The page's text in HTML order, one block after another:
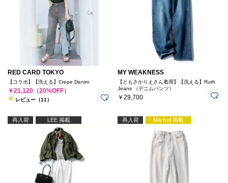
RED CARD TOKYO
【コラボ】【洗える】Crepe Denim
￥21,120（20%OFF）
レビュー（11）
MY WEAKNESS
【ともさかりえさん着用】【洗える】Ruth
Jeans （デニムパンツ）
￥29,700
再入荷 LEE 掲載 再入荷 Marisol 掲載